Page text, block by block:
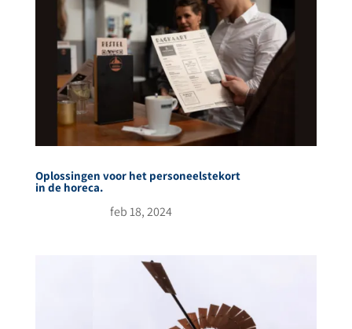
Oplossingen voor het personeelstekort
in de horeca.
feb 18, 2024